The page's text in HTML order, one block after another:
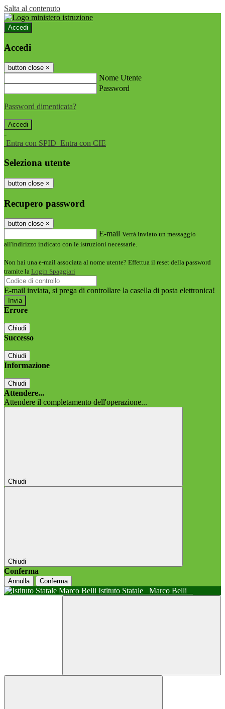
Salta al contenuto
Accedi
Accedi
button close ×
Nome Utente
Password
Password dimenticata?
-
Entra con SPID Entra con CIE
Seleziona utente
button close ×
Recupero password
button close ×
E-mail Verrà inviato un messaggio
all'indirizzo indicato con le istruzioni necessarie.
Non hai una e-mail associata al nome utente? Effettua il reset della password
tramite la Login Spaggiari
E-mail inviata, si prega di controllare la casella di posta elettronica!
Errore
Chiudi
Successo
Chiudi
Informazione
Chiudi
Attendere...
Attendere il completamento dell'operazione...
Chiudi
Chiudi
Conferma
Annulla Conferma
Istituto Statale Marco Belli